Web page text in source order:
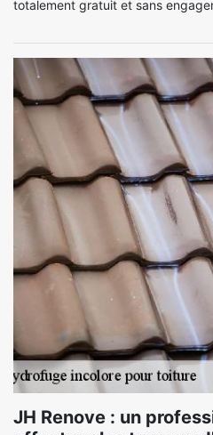
totalement gratuit et sans
JH Renove : un